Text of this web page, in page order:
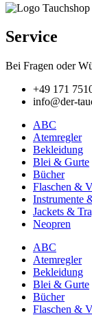
Service
Bei Fragen oder
+49 171
info@der-
ABC
Atemregler
Bekleidung
Blei & Gurte
Bücher
Flaschen &
Instrumente
Jackets &
Neopren
ABC
Atemregler
Bekleidung
Blei & Gurte
Bücher
Flaschen &